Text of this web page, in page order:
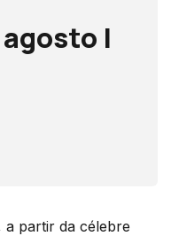
agosto |
a partir da célebre